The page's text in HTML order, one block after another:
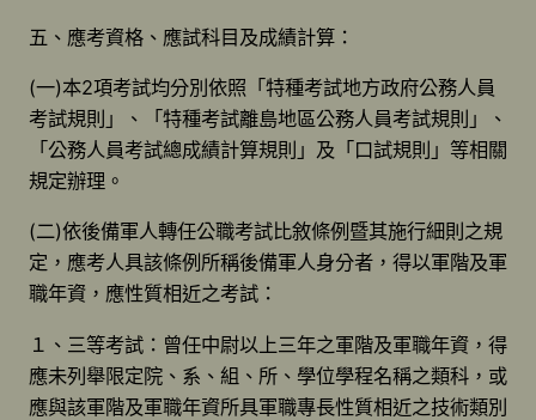
五、應考資格、應試科目及成績計算：
(一)本2項考試均分別依照「特種考試地方政府公務人員
考試規則」、「特種考試離島地區公務人員考試規則」、
「公務人員考試總成績計算規則」及「口試規則」等相關
規定辦理。
(二)依後備軍人轉任公職考試比敘條例暨其施行細則之規
定，應考人具該條例所稱後備軍人身分者，得以軍階及軍
職年資，應性質相近之考試：
１、三等考試：曾任中尉以上三年之軍階及軍職年資，得
應未列舉限定院、系、組、所、學位學程名稱之類科，或
應與該軍階及軍職年資所具軍職專長性質相近之技術類別